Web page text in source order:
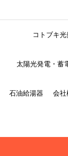
コトブキ
太陽光発電・蓄
石油給湯器 会社